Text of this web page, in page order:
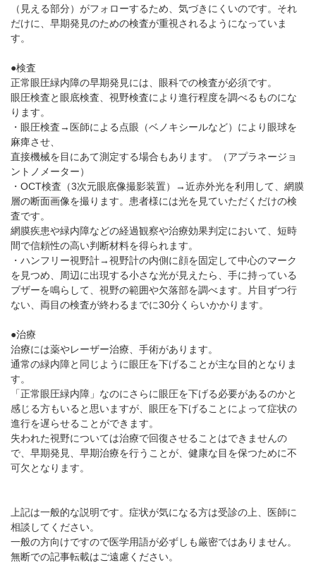
（見える部分）がフォローするため、気づきにくいのです。それ
だけに、早期発見のための検査が重視されるようになっていま
す。
●検査
正常眼圧緑内障の早期発見には、眼科での検査が必須です。
眼圧検査と眼底検査、視野検査により進行程度を調べるものにな
ります。
・眼圧検査→医師による点眼（ベノキシールなど）により眼球を
麻痺させ、
直接機械を目にあて測定する場合もあります。（アプラネージョ
ントノメーター）
・OCT検査（3次元眼底像撮影装置）→近赤外光を利用して、網膜
層の断面画像を撮ります。患者様には光を見ていただくだけの検
査です。
網膜疾患や緑内障などの経過観察や治療効果判定において、短時
間で信頼性の高い判断材料を得られます。
・ハンフリー視野計→視野計の内側に顔を固定して中心のマーク
を見つめ、周辺に出現する小さな光が見えたら、手に持っている
ブザーを鳴らして、視野の範囲や欠落部を調べます。片目ずつ行
ない、両目の検査が終わるまでに30分くらいかかります。
●治療
治療には薬やレーザー治療、手術があります。
通常の緑内障と同じように眼圧を下げることが主な目的となりま
す。
「正常眼圧緑内障」なのにさらに眼圧を下げる必要があるのかと
感じる方もいると思いますが、眼圧を下げることによって症状の
進行を遅らせることができます。
失われた視野については治療で回復させることはできませんの
で、早期発見、早期治療を行うことが、健康な目を保つために不
可欠となります。
上記は一般的な説明です。症状が気になる方は受診の上、医師に
相談してください。
一般の方向けですので医学用語が必ずしも厳密ではありません。
無断での記事転載はご遠慮ください。